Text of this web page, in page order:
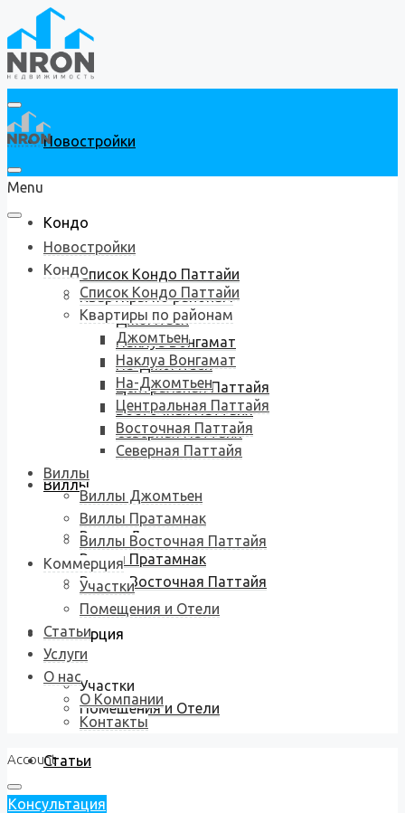
Новостройки
Кондо
Список Кондо Паттайи
Квартиры по районам
Джомтьен
Наклуа Вонгамат
На-Джомтьен
Центральная Паттайя
Восточная Паттайя
Северная Паттайя
Виллы
Виллы Джомтьен
Виллы Пратамнак
Виллы Восточная Паттайя
Коммерция
Участки
Помещения и Отели
Статьи
Menu
Новостройки
Кондо
Список Кондо Паттайи
Квартиры по районам
Джомтьен
Наклуа Вонгамат
На-Джомтьен
Центральная Паттайя
Восточная Паттайя
Северная Паттайя
Виллы
Виллы Джомтьен
Виллы Пратамнак
Виллы Восточная Паттайя
Коммерция
Участки
Помещения и Отели
Статьи
Услуги
О нас
О Компании
Контакты
Account
Консультация